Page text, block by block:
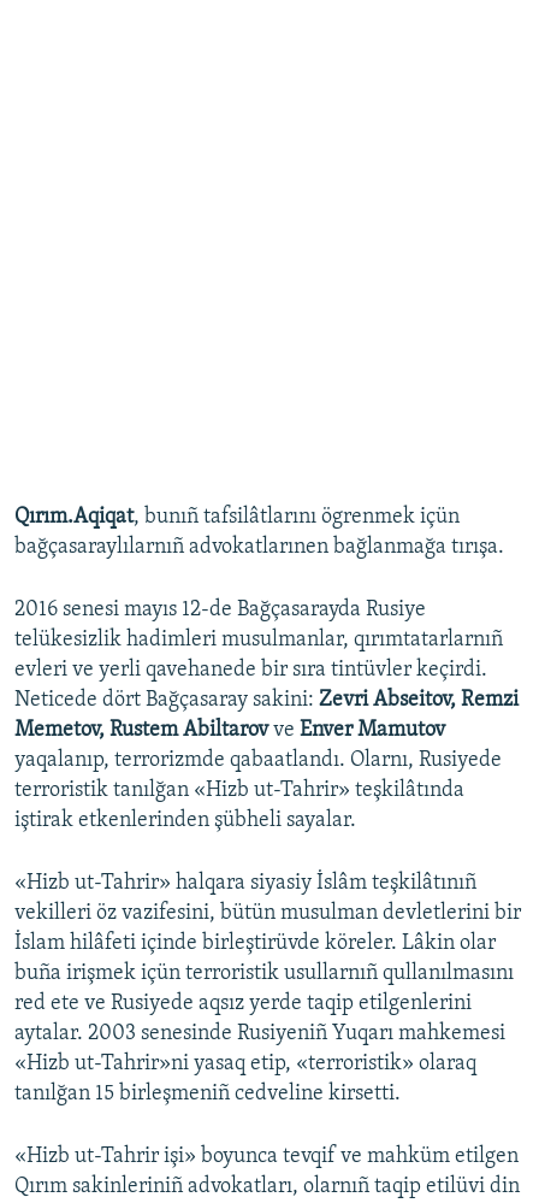
Qırım.Aqiqat, bunıñ tafsilâtlarını ögrenmek içün
bağçasaraylılarnıñ advokatlarınen bağlanmağa tırışa.
2016 senesi mayıs 12-de Bağçasarayda Rusiye
telükesizlik hadimleri musulmanlar, qırımtatarlarnıñ
evleri ve yerli qavehanede bir sıra tintüvler keçirdi.
Neticede dört Bağçasaray sakini: Zevri Abseitov, Remzi
Memetov, Rustem Abiltarovve Enver Mamutov
yaqalanıp, terrorizmde qabaatlandı. Olarnı, Rusiyede
terroristik tanılğan «Hizb ut-Tahrir» teşkilâtında
iştirak etkenlerinden şübheli sayalar.
«Hizb ut-Tahrir» halqara siyasiy İslâm teşkilâtınıñ
vekilleri öz vazifesini, bütün musulman devletlerini bir
İslam hilâfeti içinde birleştirüvde köreler. Lâkin olar
buña irişmek içün terroristik usullarnıñ qullanılmasını
red ete ve Rusiyede aqsız yerde taqip etilgenlerini
aytalar. 2003 senesinde Rusiyeniñ Yuqarı mahkemesi
«Hizb ut-Tahrir»ni yasaq etip, «terroristik» olaraq
tanılğan 15 birleşmeniñ cedveline kirsetti.
«Hizb ut-Tahrir işi» boyunca tevqif ve mahküm etilgen
Qırım sakinleriniñ advokatları, olarnıñ taqip etilüvi din